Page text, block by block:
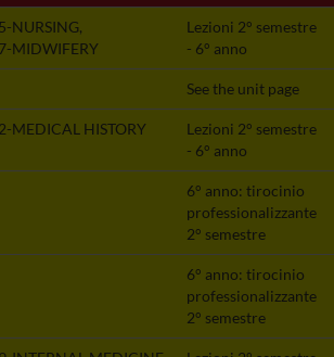
NURSING,
MIDWIFERY
Lezioni 2° semestre
- 6° anno
See the unit page
MEDICAL HISTORY
Lezioni 2° semestre
- 6° anno
6° anno: tirocinio
professionalizzante
2° semestre
6° anno: tirocinio
professionalizzante
2° semestre